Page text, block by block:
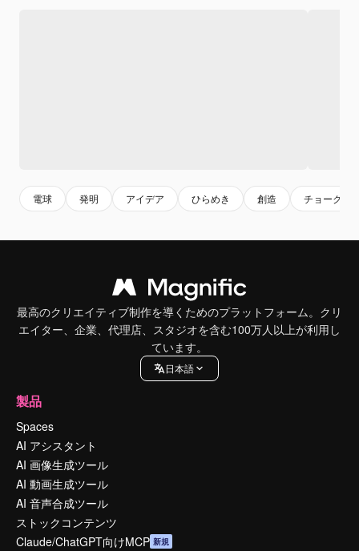
電球 発明 アイデア ひらめき 創造 チョーク
最高のクリエイティブ制作を導くためのプラットフォーム。クリ
エイター、企業、代理店、スタジオを含む100万人以上が利用し
ています。
日本語
製品
Spaces
AI アシスタント
AI 画像生成ツール
AI 動画生成ツール
AI 音声合成ツール
ストックコンテンツ
Claude/ChatGPT向けMCP 新規